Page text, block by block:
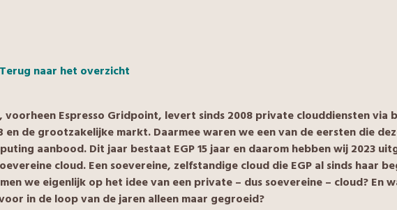
Terug naar het overzicht
voorheen Espresso Gridpoint, levert sinds 2008 private clouddiensten via
en de grootzakelijke markt. Daarmee waren we een van de eersten die
aanbood. Dit jaar bestaat EGP 15 jaar en daarom hebben wij 2023
cloud. Een soevereine, zelfstandige cloud die EGP al sinds haar
we eigenlijk op het idee van een private – dus soevereine – cloud? En
in de loop van de jaren alleen maar gegroeid?